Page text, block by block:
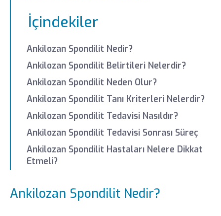
İçindekiler
Ankilozan Spondilit Nedir?
Ankilozan Spondilit Belirtileri Nelerdir?
Ankilozan Spondilit Neden Olur?
Ankilozan Spondilit Tanı Kriterleri Nelerdir?
Ankilozan Spondilit Tedavisi Nasıldır?
Ankilozan Spondilit Tedavisi Sonrası Süreç
Ankilozan Spondilit Hastaları Nelere Dikkat
Etmeli?
Ankilozan Spondilit Nedir?